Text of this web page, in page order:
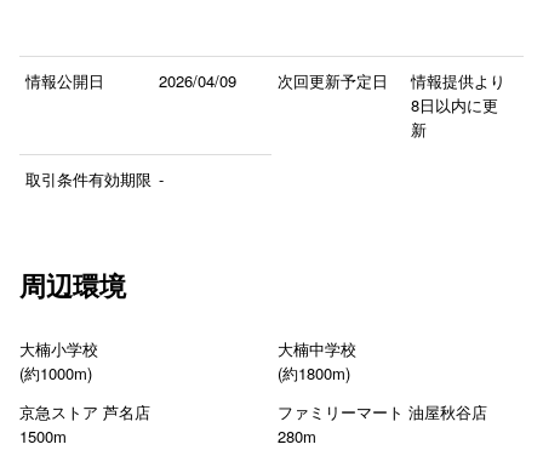
情報公開日 2026/04/09 次回更新予定日
情報提供より
8日以内に更
新
取引条件有効期限 -
周辺環境
大楠小学校
(約1000m)
大楠中学校
(約1800m)
京急ストア 芦名店
1500m
ファミリーマート 油屋秋谷店
280m